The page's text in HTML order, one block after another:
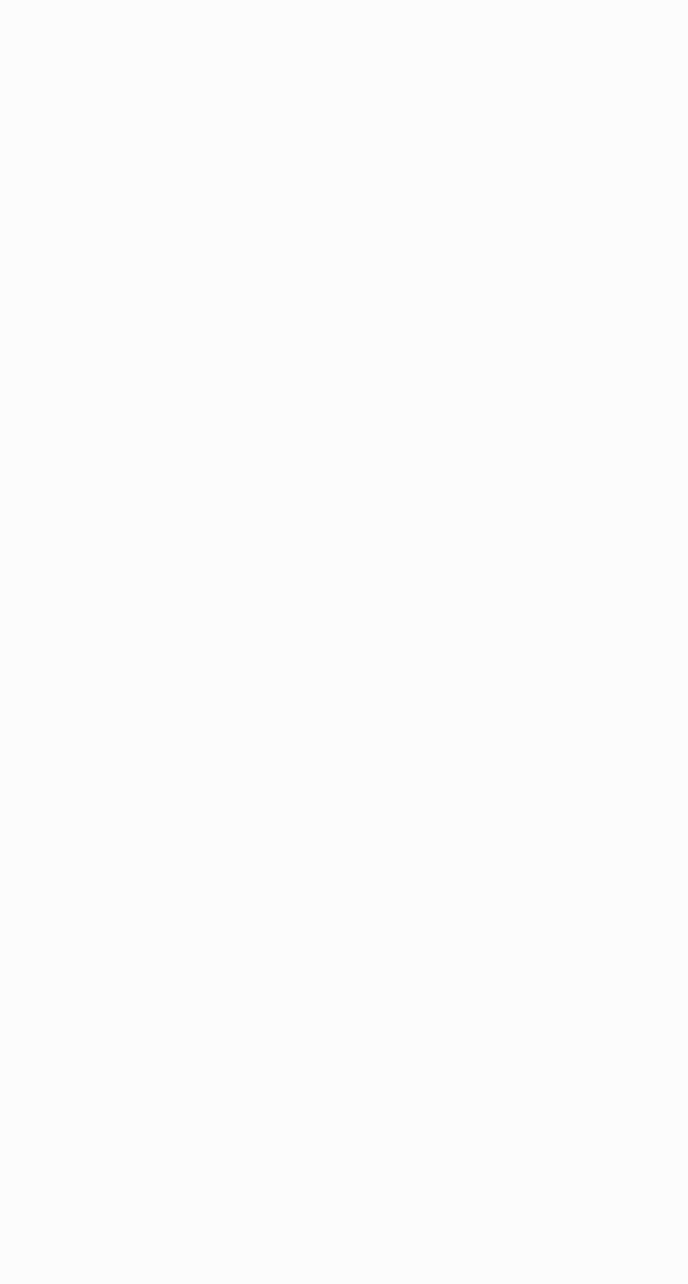
වයස දීර්ඝ කිරීම සඳහා සකස් කර ඇති විසිදෙවන…
01 සිට 2025 දෙසැම්බර්…
ඉහළ ගොස් තිබේ. ඒ…
මහ වැව" නම් නකතාවක්…
සම්බන්ධයෙන් නිහඬව සිටින ලෙස තමාට දැනුම් දුන්…
ප්‍රනාන්දු විශේෂ ත්‍රිපුද්ගල මහාධිකරණය විසින්…
වලින්…
මොහොතක සිංහාවලෝකනයකි .කෙටි කවියක දිගු බර…